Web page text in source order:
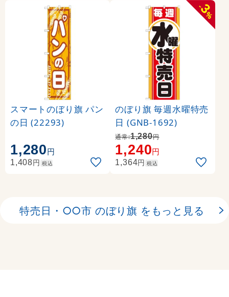
スマートのぼり旗 パン
の日 (22293)
1,280円
1,408円 税込
-
3
%
のぼり旗 毎週水曜特売
日 (GNB-1692)
通常:1,280円
1,240円
1,364円 税込
特売日・○○市 のぼり旗 をもっと見る